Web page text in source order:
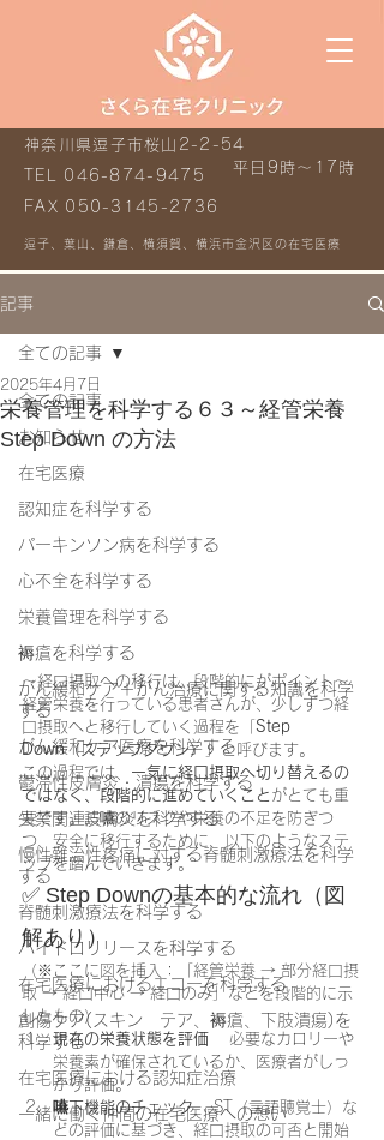
平日9時～17時
神奈川県逗子市桜山2-2-54
TEL 046-874-9475
FAX 050-3145-2736
逗子、葉山、鎌倉、横須賀、横浜市金沢区の在宅医療
記事
全ての記事
お知らせ
在宅医療
認知症を科学する
パーキンソン病を科学する
心不全を科学する
栄養管理を科学する
褥瘡を科学する
がん緩和ケア＋がん治療に関する知識を科学
する
がん緩和ケア医療を科学する
鬱滞性皮膚炎・潰瘍を科学する
失禁関連皮膚炎を科学する
慢性難治性疼痛に対する脊髄刺激療法を科学
する
脊髄刺激療法を科学する
ハイドロリリースを科学する
在宅医療におけるエコーを科学する
創傷ケア(スキン テア、褥瘡、下肢潰瘍)を
科学する
在宅医療における認知症治療
一緒に働く仲間の在宅医療への想い
全ての記事
栄養管理を科学する６３～経管栄養
Step Down の方法
2025年4月7日
〜経口摂取への移行は、段階的にがポイント〜
経管栄養を行っている患者さんが、少しずつ経
口摂取へと移行していく過程を「 Step
Down（ステップダウン） 」と呼びます。
この過程では、 一気に経口摂取へ切り替えるの
ではなく、段階的に進めていくこと がとても重
要です。誤嚥のリスクや栄養の不足を防ぎつ
つ、安全に移行するために、以下のようなステ
ップを踏んでいきます。
✅ Step Downの基本的な流れ（図
解あり）
（※ここに図を挿入：「経管栄養 → 部分経口摂
取 → 経口中心 → 経口のみ」などを段階的に示
したもの）
現在の栄養状態を評価 必要なカロリーや
栄養素が確保されているか、医療者がしっ
かり評価。
嚥下機能のチェック ST（言語聴覚士）な
どの評価に基づき、経口摂取の可否と開始